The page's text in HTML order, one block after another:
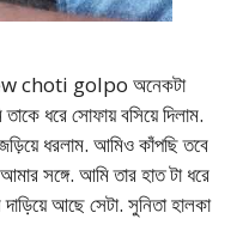
choti golpo অনেকটা
ধরে সোফায় বসিয়ে দিলাম.
ধরলাম. আমিও কাঁপছি তবে
সঙ্গে. আমি তার হাত টা ধরে
আছে সেটা. সুনিতা হালকা